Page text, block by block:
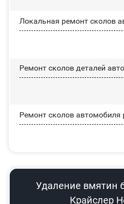
Локальная ремонт сколов
Ремонт сколов деталей
Ремонт сколов автомобиля
Удаление вмятин
Крайслер